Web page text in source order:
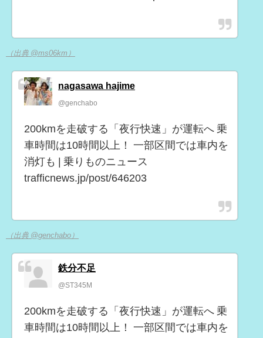
（出典 @ms06km）
nagasawa hajime
@genchabo
200kmを走破する「夜行快速」が運転へ 乗
車時間は10時間以上！ 一部区間では車内を
消灯も | 乗りものニュース
trafficnews.jp/post/646203
（出典 @genchabo）
鉄分不足
@ST345M
200kmを走破する「夜行快速」が運転へ 乗
車時間は10時間以上！ 一部区間では車内を